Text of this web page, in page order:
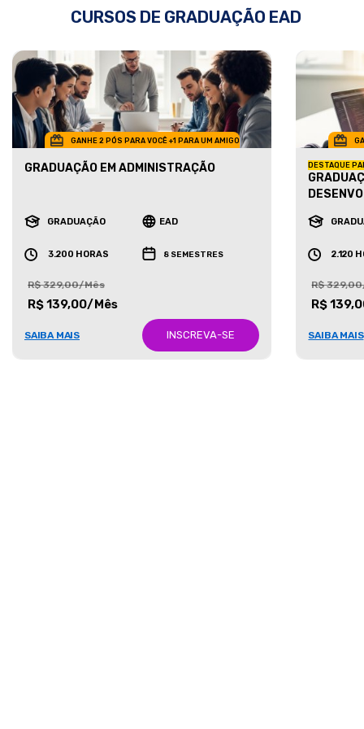
CURSOS DE GRADUAÇÃO EAD
GANHE 2 PÓS PARA VOCÊ +1 PARA UM AMIGO
GRADUAÇÃO EM ADMINISTRAÇÃO
GRADUAÇÃO EAD
3.200 HORAS 8 SEMESTRES
R$ 329,00/Mês
R$ 139,00/Mês
SAIBA MAIS INSCREVA-SE
DESTAQUE
2.120
R$
R$
SAIBA MAIS